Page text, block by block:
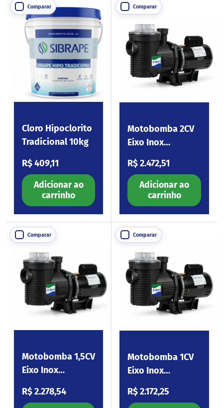
Comparar
Cloro Hipoclorito
Tradicional 10kg
Preço normal
R$ 409,11
Adicionar ao
carrinho
Comparar
Motobomba 2CV
Eixo Inox
Eagle200.I3
Preço normal
R$ 2.472,51
Adicionar ao
carrinho
Comparar
Motobomba 1,5CV
Eixo Inox
Eagle150.I3
Preço normal
R$ 2.278,54
Comparar
Motobomba 1CV
Eixo Inox
Eagle100.I3
Preço normal
R$ 2.172,25